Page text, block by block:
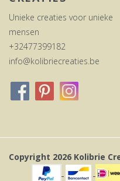
Unieke creaties voor unieke
mensen
+32477399182
info@kolibriecreaties.be
Copyright 2026 Kolibrie